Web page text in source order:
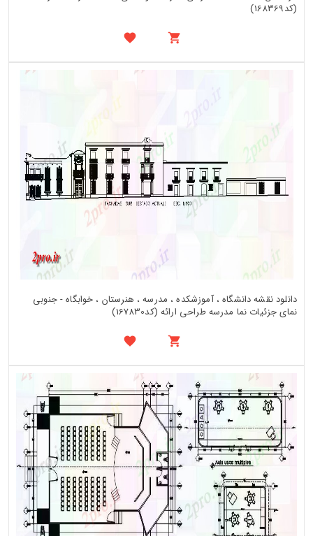
(کد168369)
دانلود نقشه دانشگاه ، آموزشکده ، مدرسه ، هنرستان ، خوابگاه - جنوبی
نمای جزئیات نما مدرسه طراحی ارائه (کد167830)